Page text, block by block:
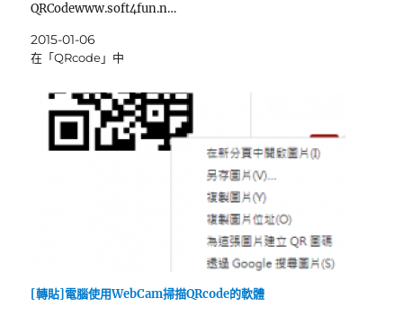
QRCodewww.soft4fun.n…
2015-01-06
在「QRcode」中
[轉貼]電腦使用WebCam掃描QRcode的軟體